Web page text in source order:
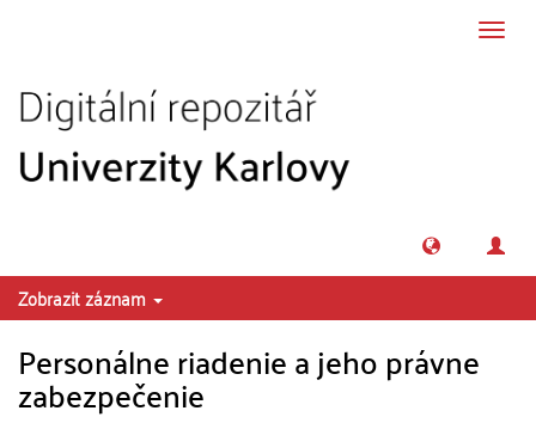
Zobrazit záznam
Personálne riadenie a jeho právne
zabezpečenie